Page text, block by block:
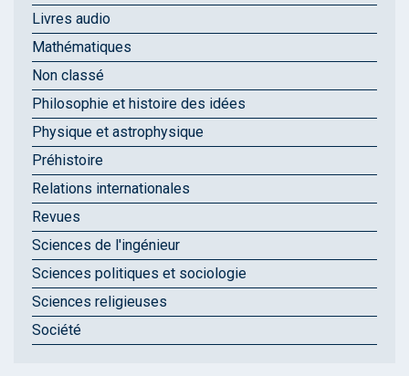
Livres audio
Mathématiques
Non classé
Philosophie et histoire des idées
Physique et astrophysique
Préhistoire
Relations internationales
Revues
Sciences de l'ingénieur
Sciences politiques et sociologie
Sciences religieuses
Société